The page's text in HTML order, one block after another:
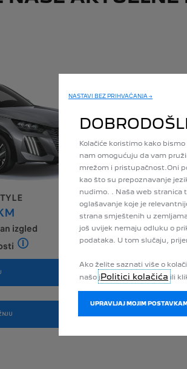
izgled
Paket 7 GODINA BEZBRIŽNOSTI je
NASTAVI BEZ PRIHVAĆANJA →
Kolačiće koristimo kako
nam omogućuju da vam
mrežom i pristupačnost.Oni
kao što su prepoznavanje
nudimo. . Naša web stranica
oglašavanje koje je
strana smještenih u
još uvijek nemaju odluku o
podataka. U tom slučaju,
Ako želite saznati više o
našo jPolitici kolačića ili
UPRAVLJAJ MOJIM